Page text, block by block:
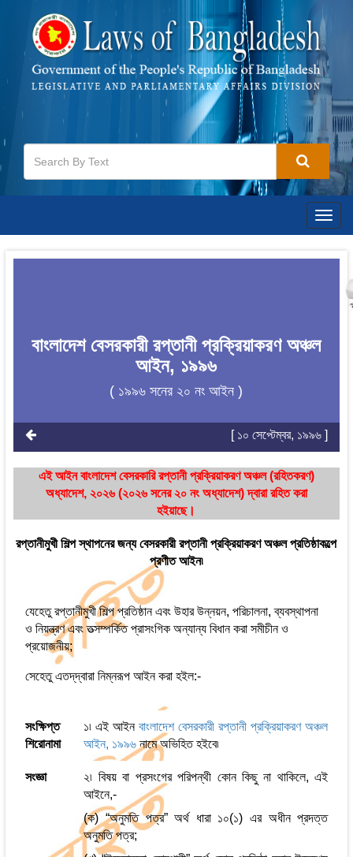
বাংলাদেশ বেসরকারী রপ্তানী প্রক্রিয়াকরণ অঞ্চল
আইন, ১৯৯৬
( ১৯৯৬ সনের ২০ নং আইন )
[ ১০ সেপ্টেম্বর, ১৯৯৬ ]
এই আইন বাংলাদেশ বেসরকারি রপ্তানী প্রক্রিয়াকরণ অঞ্চল (রহিতকরণ)
অধ্যাদেশ, ২০২৬ (২০২৬ সনের ২০ নং অধ্যাদেশ) দ্বারা রহিত করা
হইয়াছে।
রপ্তানীমুখী শিল্প স্থাপনের জন্য বেসরকারী রপ্তানী প্রক্রিয়াকরণ অঞ্চল প্রতিষ্ঠাকল্পে
প্রণীত আইন৷
যেহেতু রপ্তানীমুখী শিল্প প্রতিষ্ঠান এবং উহার উন্নয়ন, পরিচালনা, ব্যবস্থাপনা
ও নিয়ন্ত্রণ এবং তত্সম্পর্কিত প্রাসংগিক অন্যান্য বিধান করা সমীচীন ও
প্রয়োজনীয়;
সেহেতু এতদ্‌দ্বারা নিম্নরূপ আইন করা হইল:-
সংক্ষিপ্ত
শিরোনামা
১৷ এই আইনবাংলাদেশ বেসরকারী রপ্তানী প্রক্রিয়াকরণ অঞ্চল
আইন, ১৯৯৬ নামে অভিহিত হইবে৷
সংজ্ঞা
২৷ বিষয় বা প্রসংগের পরিপন্থী কোন কিছু না থাকিলে, এই
আইনে,-
(ক) “অনুমতি পত্র” অর্থ ধারা ১০(১) এর অধীন প্রদত্ত
অনুমতি পত্র;